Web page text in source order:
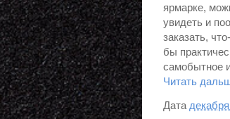
ярмарке,
увидеть и
заказать,
бы
самобытное
Читать
Дата